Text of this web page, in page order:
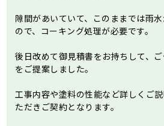
隙間があいていて、このままでは雨
ので、コーキング処理が必要です。
後日改めて御見積書をお持ちして、
をご提案しました。
工事内容や塗料の性能など詳しくご
ただきご契約となります。